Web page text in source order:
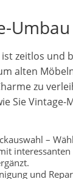
Umbau
zeitlos und
alten
zu
Sie Vintage-
–
interessanten
und